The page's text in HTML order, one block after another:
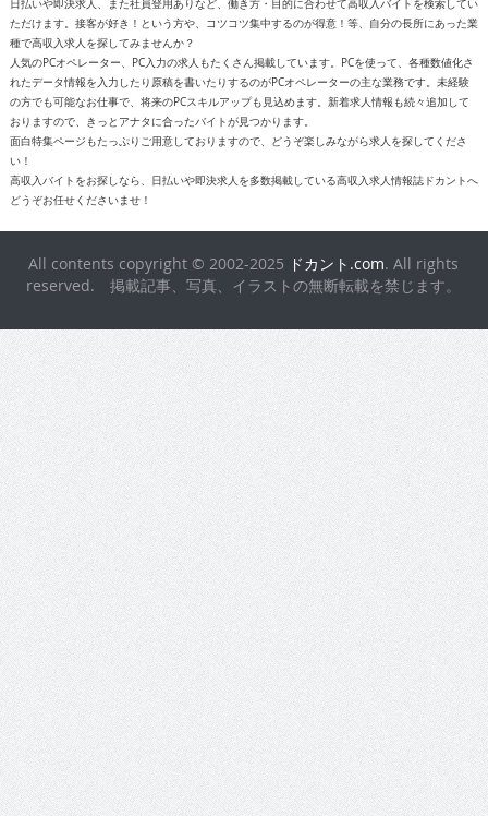
人気のPCオペレーター、PC入力の求人もたくさん掲載しています。PCを使って、各種数値化さ
れたデータ情報を入力したり原稿を書いたりするのがPCオペレーターの主な業務です。未経験
の方でも可能なお仕事で、将来のPCスキルアップも見込めます。新着求人情報も続々追加して
おりますので、きっとアナタに合ったバイトが見つかります。
面白特集ページもたっぷりご用意しておりますので、どうぞ楽しみながら求人を探してくださ
い！
高収入バイトをお探しなら、日払いや即決求人を多数掲載している高収入求人情報誌ドカントへ
どうぞお任せくださいませ！
All contents copyright © 2002-2025
reserved. 掲載記事、写真、イラストの無断転載を禁じます。